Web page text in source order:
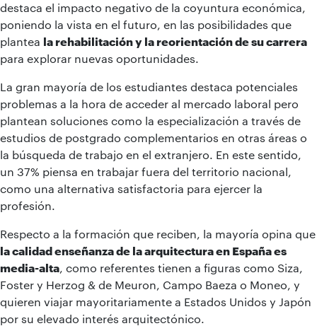
destaca el impacto negativo de la coyuntura económica,
poniendo la vista en el futuro, en las posibilidades que
plantea la rehabilitación y la reorientación de su carrera
para explorar nuevas oportunidades.
La gran mayoría de los estudiantes destaca potenciales
problemas a la hora de acceder al mercado laboral pero
plantean soluciones como la especialización a través de
estudios de postgrado complementarios en otras áreas o
la búsqueda de trabajo en el extranjero. En este sentido,
un 37% piensa en trabajar fuera del territorio nacional,
como una alternativa satisfactoria para ejercer la
profesión.
Respecto a la formación que reciben, la mayoría opina que
la calidad enseñanza de la arquitectura en España es
media-alta, como referentes tienen a figuras como Siza,
Foster y Herzog & de Meuron, Campo Baeza o Moneo, y
quieren viajar mayoritariamente a Estados Unidos y Japón
por su elevado interés arquitectónico.